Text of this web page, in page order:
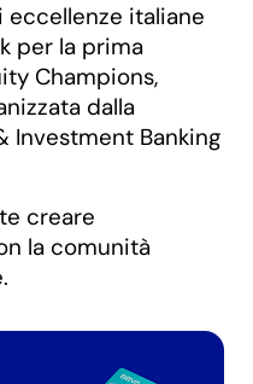
eccellenze italiane
per la prima
Champions,
dalla
Investment Banking
creare
la comunità